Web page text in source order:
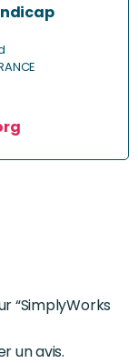
“SimplyWorks
un avis.